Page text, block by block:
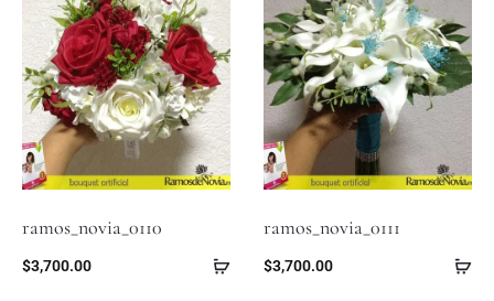
ramos_novia_0110
$3,700.00
ramos_novia_0111
$3,700.00